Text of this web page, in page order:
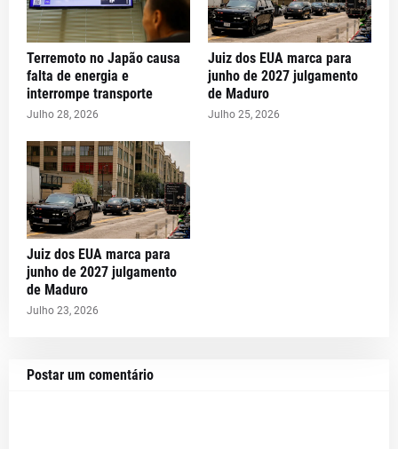
Terremoto no Japão causa
falta de energia e
interrompe transporte
Julho 28, 2026
Juiz dos EUA marca para
junho de 2027 julgamento
de Maduro
Julho 25, 2026
Juiz dos EUA marca para
junho de 2027 julgamento
de Maduro
Julho 23, 2026
Postar um comentário